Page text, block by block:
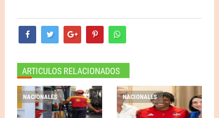
ARTICULOS RELACIONADOS
NACIONALES NACIONALES